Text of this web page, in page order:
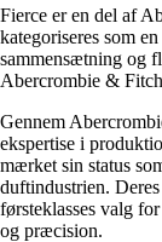
Fierce er en del af
kategoriseres som
sammensætning og
Abercrombie &
Gennem
ekspertise i
mærket sin status
duftindustrien.
førsteklasses valg
og præcision.